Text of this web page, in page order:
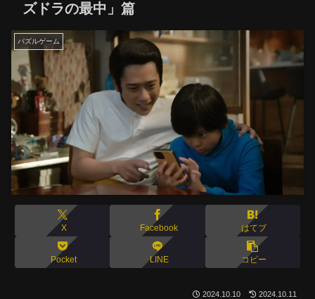
ズドラの最中」篇
パズルゲーム
X Facebook はてブ
Pocket LINE コピー
2024.10.10 2024.10.11